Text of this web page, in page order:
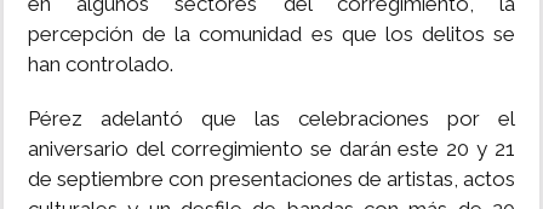
percepción de la comunidad es que los delitos se
han controlado.
Pérez adelantó que las celebraciones por el
aniversario del corregimiento se darán este 20 y 21
de septiembre con presentaciones de artistas, actos